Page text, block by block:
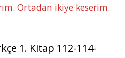
Ortadan ikiye keserim.
1. Kitap 112-114-